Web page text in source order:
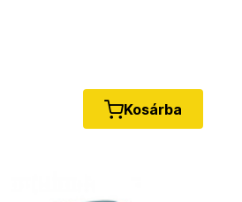
Kosárba